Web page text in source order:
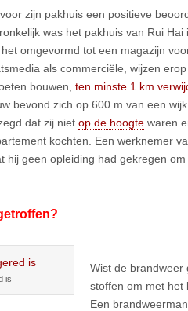
zijn pakhuis een positieve
was het pakhuis van Rui
omgevormd tot een magazijn
als commerciële, wijzen
bouwen, ten minste 1 km
bevond zich op 600 m van een
dat zij niet op de hoogte waren
kochten. Een werknemer
hij geen opleiding had gekregen
is
Wist de brandweer
stoffen om met het
Een